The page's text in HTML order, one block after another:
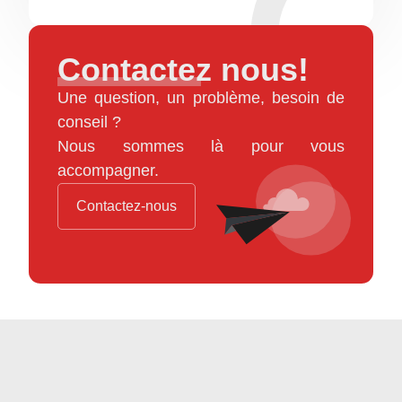
Contactez nous!
Une question, un problème, besoin de
conseil ?
Nous sommes là pour vous
accompagner.
Contactez-nous